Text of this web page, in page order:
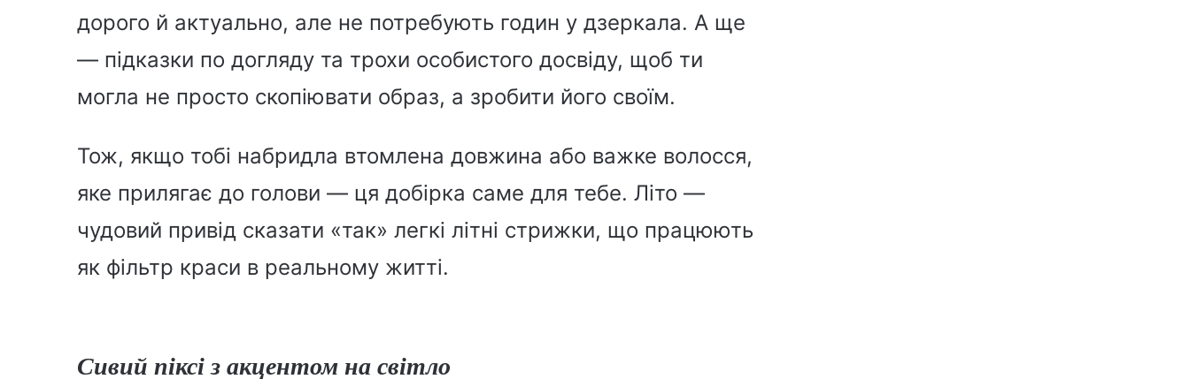
дорого й актуально, але не потребують годин у дзеркала. А ще
— підказки по догляду та трохи особистого досвіду, щоб ти
могла не просто скопіювати образ, а зробити його своїм.
Тож, якщо тобі набридла втомлена довжина або важке волосся,
яке прилягає до голови — ця добірка саме для тебе. Літо —
чудовий привід сказати «так» легкі літні стрижки, що працюють
як фільтр краси в реальному житті.
Сивий піксі з акцентом на світло